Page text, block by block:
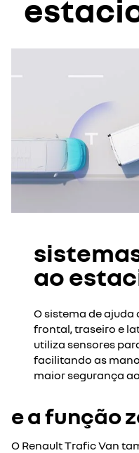
ao
O sistema de
frontal, traseiro e
utiliza sensores
facilitando as
maior segurança
e a função
O Renault Trafic Van